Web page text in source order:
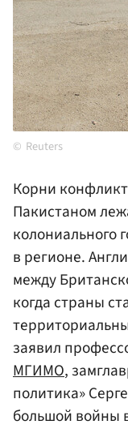
Reuters
Корни
Пакистаном
колониального
в регионе.
между
когда страны
заявил
МГИМО,
политика»
большой войны